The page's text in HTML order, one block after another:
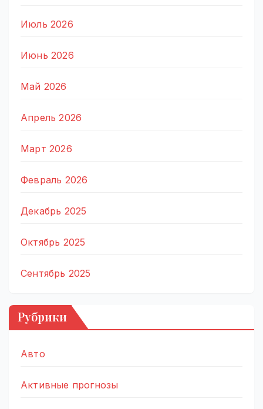
Июль 2026
Июнь 2026
Май 2026
Апрель 2026
Март 2026
Февраль 2026
Декабрь 2025
Октябрь 2025
Сентябрь 2025
Рубрики
Авто
Активные прогнозы